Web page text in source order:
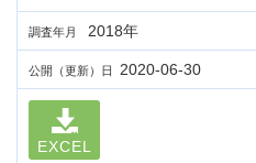
調査年月 2018年
公開（更新）日 2020-06-30
EXCEL